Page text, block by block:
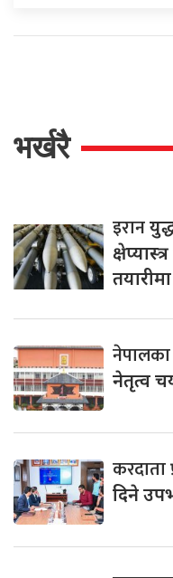
भर्खरै
इरान
नेपालका
नेतृत्व
करदाता
दिने